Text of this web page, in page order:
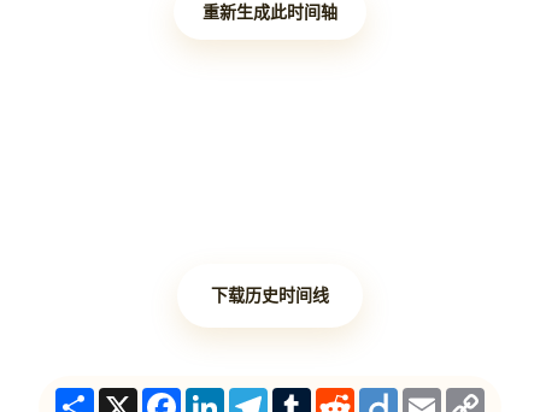
重新生成此时间轴
下载历史时间线
ShareX Facebook
LinkedInTelegram
TumblrRedditDiigoEmail